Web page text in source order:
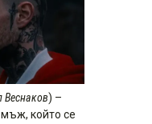
Веснаков) –
който се